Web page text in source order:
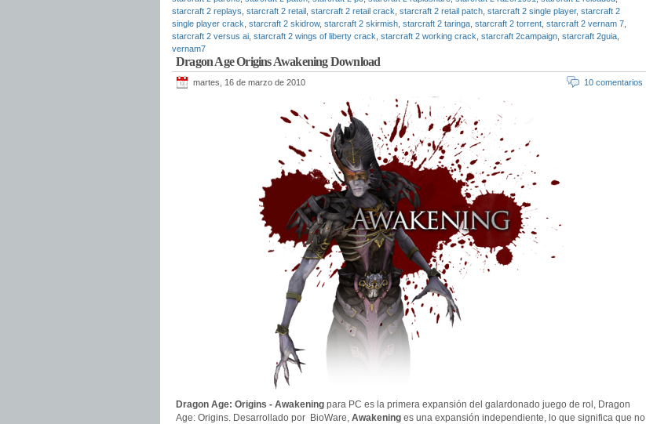
starcraft 2 replays starcraft 2 retail starcraft 2 retail crack starcraft 2 retail patch starcraft 2 single player, starcraft 2
single player crack starcraft 2 skidrow, starcraft 2 skirmish starcraft 2 taringa starcraft 2 torrent starcraft 2 vernam 7
starcraft 2 versus ai starcraft 2 wings of liberty crack starcraft 2 working crack starcraft 2campaign starcraft 2guia
vernam7
Dragon Age Origins Awakening Download
martes, 16 de marzo de 2010 10 comentarios
Dragon Age: Origins - Awakening para PC es la primera expansión del galardonado juego de rol, Dragon
Age: Origins. Desarrollado por BioWare, Awakening es una expansión independiente, lo que significa que no